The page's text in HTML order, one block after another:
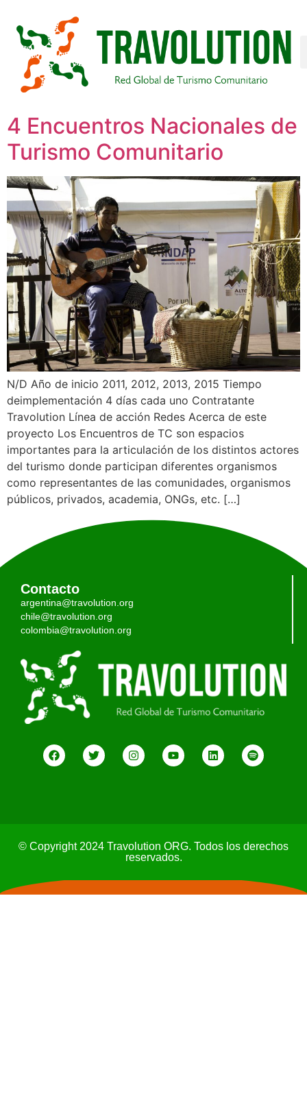
4 Encuentros Nacionales de
Turismo Comunitario
N/D Año de inicio 2011, 2012, 2013, 2015 Tiempo
deimplementación 4 días cada uno Contratante
Travolution Línea de acción Redes Acerca de este
proyecto Los Encuentros de TC son espacios
importantes para la articulación de los distintos actores
del turismo donde participan diferentes organismos
como representantes de las comunidades, organismos
públicos, privados, academia, ONGs, etc. […]
Contacto
argentina@travolution.org
chile@travolution.org
colombia@travolution.org
© Copyright 2024 Travolution ORG. Todos los derechos
reservados.